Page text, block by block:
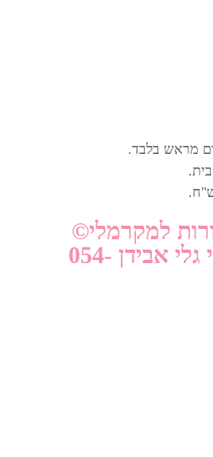
מראש בלבד.
למקרמלי©
האתר נבנה ע"י גלי אבידן 054-